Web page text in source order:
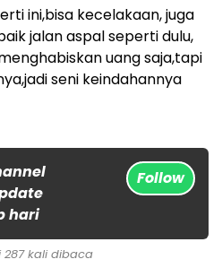
ini,bisa kecelakaan, juga
jalan aspal seperti dulu,
uang saja,tapi
seni keindahannya
hari
Follow
287 kali dibaca